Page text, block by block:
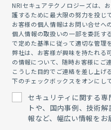
NRIセキュアテクノロジーズは、
護するために最大限の努力を投じ
お客様の個人情報はお問い合せへ
個人情報の取扱いの一部を委託す
で定めた基準に従って適切な管理
弊社は、お客様が興味を持たれる
の情報について、随時お客様にご
こうした目的でご連絡を差し上げ
下のチェックボックスをオンにし
セキュリティに関する
トや、国内事例、技術
報など、幅広い情報をお